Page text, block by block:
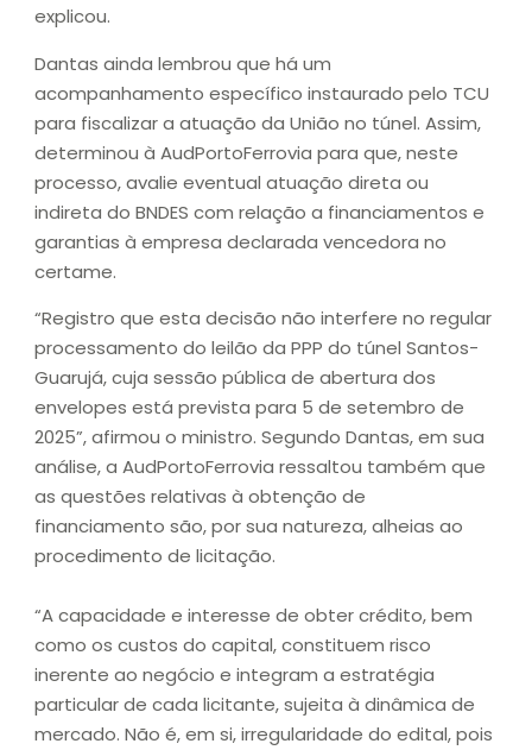
explicou.
Dantas ainda lembrou que há um
acompanhamento específico instaurado pelo TCU
para fiscalizar a atuação da União no túnel. Assim,
determinou à AudPortoFerrovia para que, neste
processo, avalie eventual atuação direta ou
indireta do BNDES com relação a financiamentos e
garantias à empresa declarada vencedora no
certame.
“Registro que esta decisão não interfere no regular
processamento do leilão da PPP do túnel Santos-
Guarujá, cuja sessão pública de abertura dos
envelopes está prevista para 5 de setembro de
2025”, afirmou o ministro. Segundo Dantas, em sua
análise, a AudPortoFerrovia ressaltou também que
as questões relativas à obtenção de
financiamento são, por sua natureza, alheias ao
procedimento de licitação.
“A capacidade e interesse de obter crédito, bem
como os custos do capital, constituem risco
inerente ao negócio e integram a estratégia
particular de cada licitante, sujeita à dinâmica de
mercado. Não é, em si, irregularidade do edital, pois